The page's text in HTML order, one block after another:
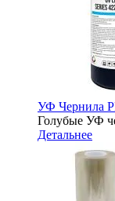
УФ Чернила
Голубые УФ
Детальнее